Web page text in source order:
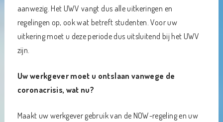
aanwezig. Het UWV vangt dus alle uitkeringen en
regelingen op, ook wat betreft studenten. Voor uw
uitkering moet u deze periode dus uitsluitend bij het UWV
zijn.
Uw werkgever moet u ontslaan vanwege de
coronacrisis, wat nu?
Maakt uw werkgever gebruik van de NOW-regeling en uw